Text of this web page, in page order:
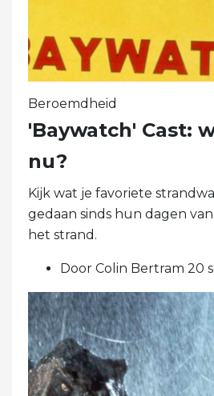
Beroemdheid
'Baywatch' Cast:
nu?
Kijk wat je favoriete
gedaan sinds hun dagen
het strand.
Door Colin Bertram 20